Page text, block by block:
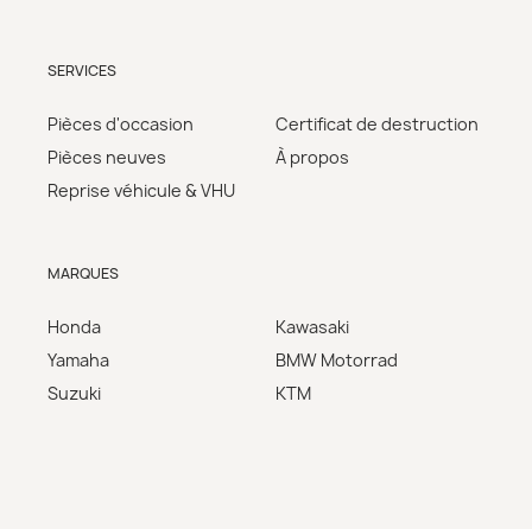
SERVICES
Pièces d'occasion
Pièces neuves
Reprise véhicule & VHU
Certificat de destruction
À propos
MARQUES
Honda
Yamaha
Suzuki
Kawasaki
BMW Motorrad
KTM